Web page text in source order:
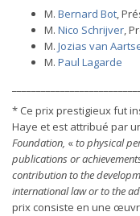
M. Bernard Bot,
M. Nico Schrijver,
M. Jozias van
M. Paul Lagarde
* Ce prix prestigieux fut
Haye et est attribué par
Foundation, «to physical
publications or
contribution to the
international law or to the
prix consiste en une